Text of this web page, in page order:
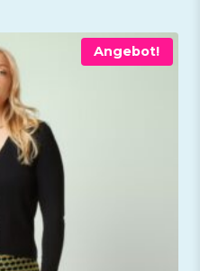
Angebot!